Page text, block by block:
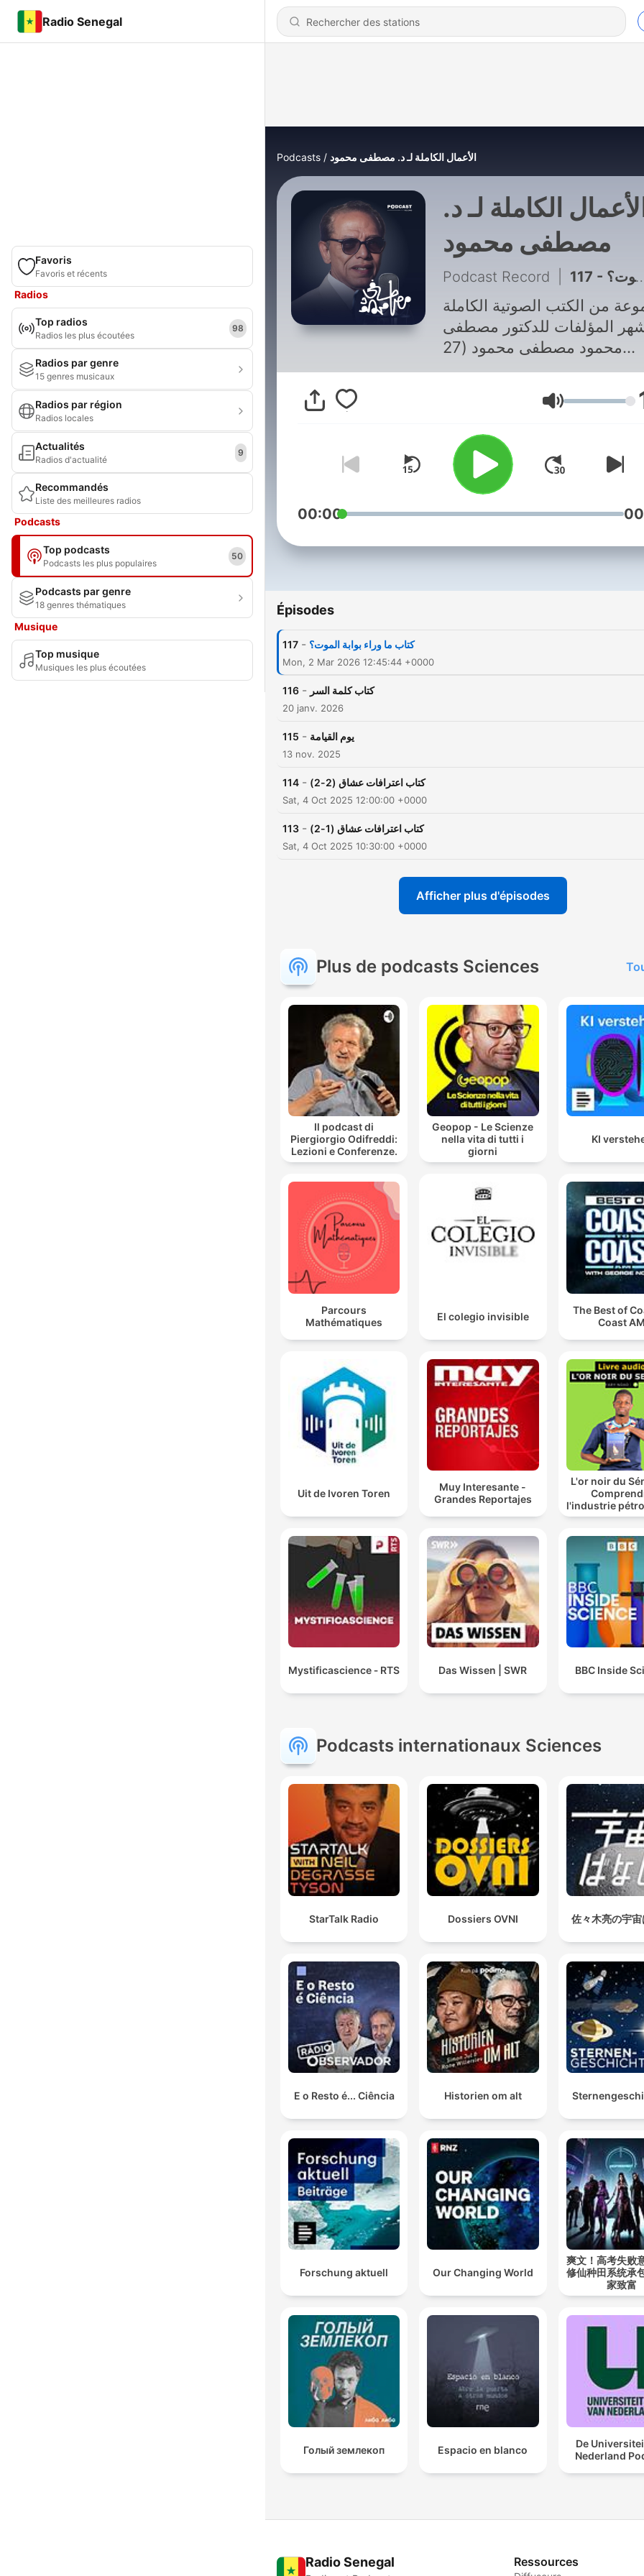
Radio Senegal
Favoris
Favoris et récents
Radios
Top radios
Radios les plus écoutées
98
Radios par genre
15 genres musicaux
Radios par région
Radios locales
Actualités
Radios d'actualité
9
Recommandés
Liste des meilleures radios
Podcasts
Top podcasts
Podcasts les plus populaires
50
Podcasts par genre
18 genres thématiques
Musique
Top musique
Musiques les plus écoutées
Podcasts الأعمال الكاملة لـ د. مصطفى محمود
الأعمال الكاملة لـ د.
مصطفى محمود
Podcast Record 117 - كتاب ما وراء بوابة الموت؟
من الكتب الصوتية الكاملة
المؤلفات للدكتور مصطفى
محمود مصطفى محمود (27
ديسمبر 1921 - 31 أكتوبر 2009)،
وطبيب وكاتب مصري. هو
كمال محمود حسين آل
من الأشراف وينتهي نسبه
علي زين العابدين. توفي والده
عام 1939 بعد سنوات من الشلل،
درس الطب وتخرج عام 1953
وتخصَّص في الأمراض الصدرية،
1960. تزوج عام 1961 وانتهى
هما "أمل" و"أدهم". تزوج
Volume
00:00
Épisodes
117 - كتاب ما وراء بوابة الموت؟
Mon, 2 Mar 2026 12:45:44 +0000
116 - كتاب كلمة السر
20 janv. 2026
115 - يوم القيامة
13 nov. 2025
114 - كتاب اعترافات عشاق (2-2)
Sat, 4 Oct 2025 12:00:00 +0000
113 - كتاب اعترافات عشاق (1-2)
Sat, 4 Oct 2025 10:30:00 +0000
Afficher plus d'épisodes
Plus de podcasts Sciences
Il podcast di
Piergiorgio Odifreddi:
Lezioni e Conferenze.
Geopop - Le Scienze
nella vita di tutti i
giorni
KI
Parcours
Mathématiques
El colegio invisible
The Best of
Coast AM
Uit de Ivoren Toren
Muy Interesante -
Grandes Reportajes
L'or noir du
l'industrie
ses enjeux au
Mystificascience ‐ RTS Das Wissen | SWR BBC Inside
Podcasts internationaux Sciences
StarTalk Radio Dossiers OVNI 佐々木亮の宇宙
E o Resto é... Ciência Historien om alt
Forschung aktuell Our Changing World
爽文！高考失败
修仙种田系统承
家致富
Голый землекоп Espacio en blanco
De
Nederland
Radio Senegal Ressources